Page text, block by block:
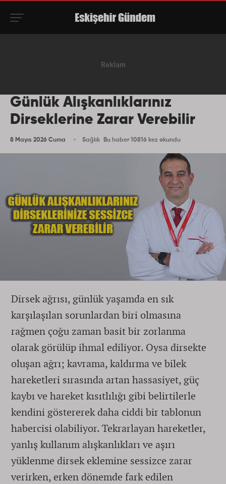
Günlük Alışkanlıklarınız
Dirseklerine Zarar Verebilir
8 Mayıs 2026 Cuma Sağlık Bu haber 10816 kez okundu
Dirsek ağrısı, günlük yaşamda en sık
karşılaşılan sorunlardan biri olmasına
rağmen çoğu zaman basit bir zorlanma
olarak görülüp ihmal ediliyor. Oysa dirsekte
oluşan ağrı; kavrama, kaldırma ve bilek
hareketleri sırasında artan hassasiyet, güç
kaybı ve hareket kısıtlılığı gibi belirtilerle
kendini göstererek daha ciddi bir tablonun
habercisi olabiliyor. Tekrarlayan hareketler,
yanlış kullanım alışkanlıkları ve aşırı
yüklenme dirsek eklemine sessizce zarar
verirken, erken dönemde fark edilen